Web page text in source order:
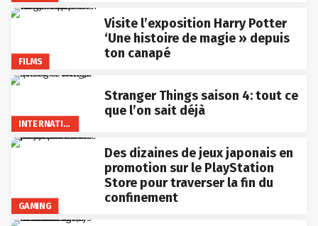
FILMS
Visite l’exposition Harry Potter
‘Une histoire de magie » depuis
ton canapé
INTERNATIONAL
Stranger Things saison 4: tout ce
que l’on sait déjà
GAMING
Des dizaines de jeux japonais en
promotion sur le PlayStation
Store pour traverser la fin du
confinement